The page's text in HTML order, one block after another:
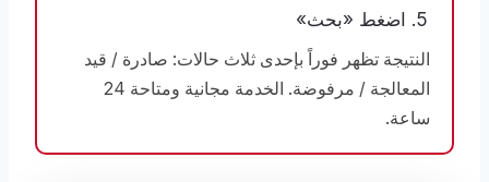
اضغط «بحث»
النتيجة تظهر فوراً بإحدى ثلاث حالات: صادرة / قيد
المعالجة / مرفوضة. الخدمة مجانية ومتاحة 24
ساعة.